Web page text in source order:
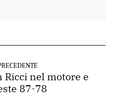
Ricci nel motore e
87-78